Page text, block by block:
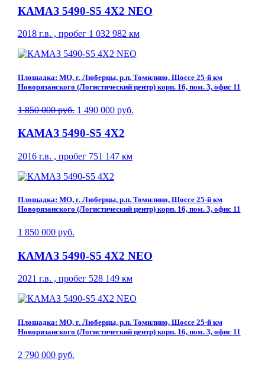
КАМАЗ 5490-S5 4Х2 NEO
2018 г.в. , пробег 1 032 982 км
Площадка: МО, г. Люберцы, р.п. Томилино, Шоссе 25-й км
Новорязанского (Логистический центр) корп. 16, пом. 3, офис 11
1 850 000 руб. 1 490 000 руб.
КАМАЗ 5490-S5 4Х2
2016 г.в. , пробег 751 147 км
Площадка: МО, г. Люберцы, р.п. Томилино, Шоссе 25-й км
Новорязанского (Логистический центр) корп. 16, пом. 3, офис 11
1 850 000 руб.
КАМАЗ 5490-S5 4Х2 NEO
2021 г.в. , пробег 528 149 км
Площадка: МО, г. Люберцы, р.п. Томилино, Шоссе 25-й км
Новорязанского (Логистический центр) корп. 16, пом. 3, офис 11
2 790 000 руб.